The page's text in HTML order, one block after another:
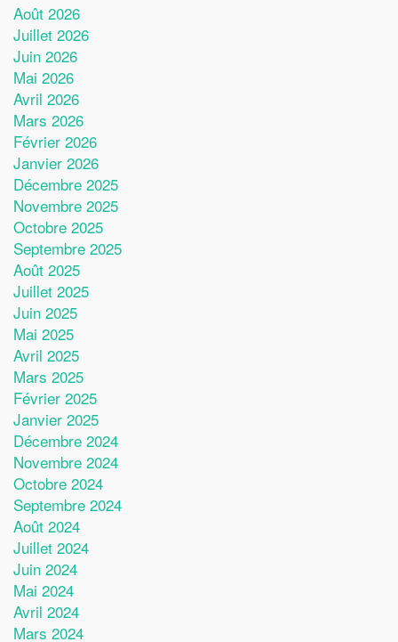
Août 2026
Juillet 2026
Juin 2026
Mai 2026
Avril 2026
Mars 2026
Février 2026
Janvier 2026
Décembre 2025
Novembre 2025
Octobre 2025
Septembre 2025
Août 2025
Juillet 2025
Juin 2025
Mai 2025
Avril 2025
Mars 2025
Février 2025
Janvier 2025
Décembre 2024
Novembre 2024
Octobre 2024
Septembre 2024
Août 2024
Juillet 2024
Juin 2024
Mai 2024
Avril 2024
Mars 2024